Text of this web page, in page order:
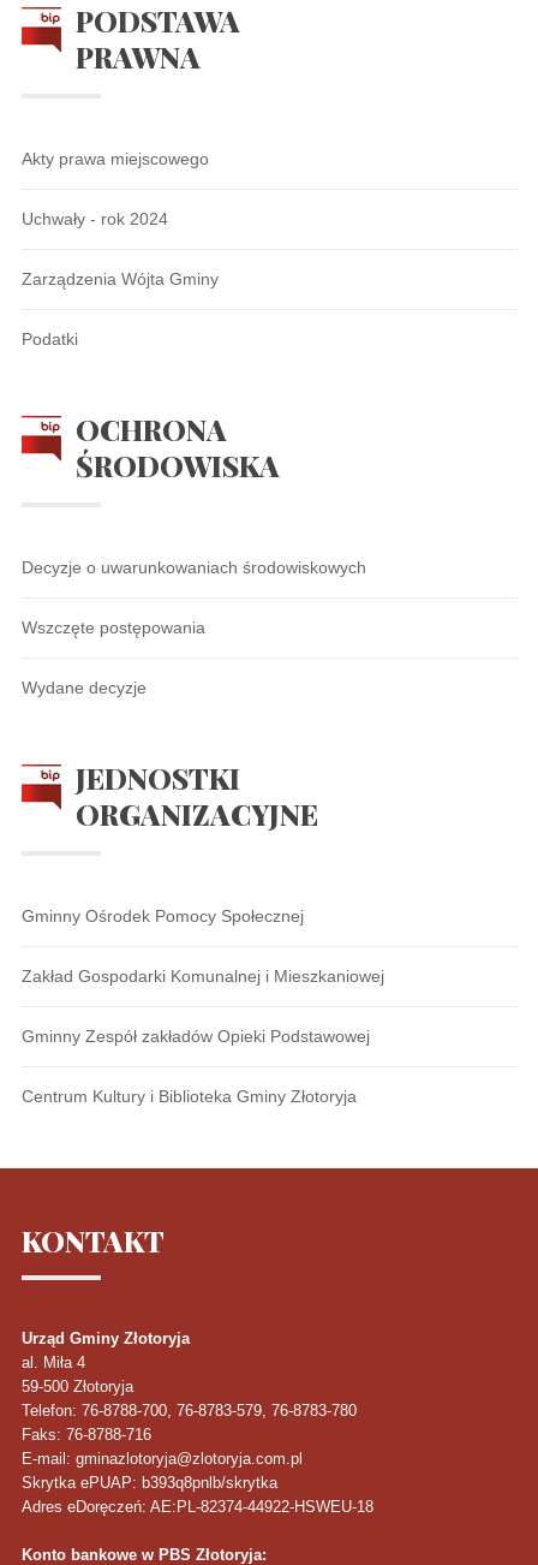
PODSTAWA
PRAWNA
Akty prawa miejscowego
Uchwały - rok 2024
Zarządzenia Wójta Gminy
Podatki
OCHRONA
ŚRODOWISKA
Decyzje o uwarunkowaniach środowiskowych
Wszczęte postępowania
Wydane decyzje
JEDNOSTKI
ORGANIZACYJNE
Gminny Ośrodek Pomocy Społecznej
Zakład Gospodarki Komunalnej i Mieszkaniowej
Gminny Zespół zakładów Opieki Podstawowej
Centrum Kultury i Biblioteka Gminy Złotoryja
KONTAKT
Urząd Gminy Złotoryja
al. Miła 4
59-500 Złotoryja
Telefon: 76-8788-700, 76-8783-579, 76-8783-780
Faks: 76-8788-716
E-mail: gminazlotoryja@zlotoryja.com.pl
Skrytka ePUAP: b393q8pnlb/skrytka
Adres eDoręczeń: AE:PL-82374-44922-HSWEU-18
Konto bankowe w PBS Złotoryja: